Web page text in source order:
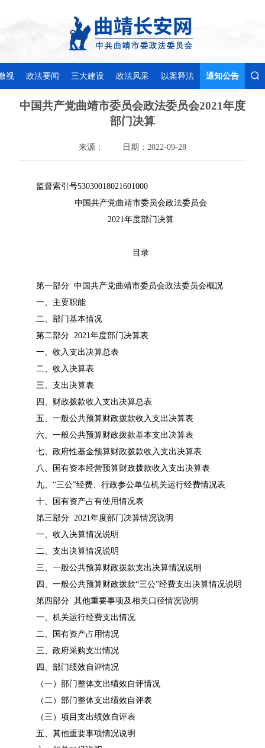
视 政法要闻 三大建设 政法风采 以案释法 通知公告
中国共产党曲靖市委员会政法委员会2021年度
部门决算
来源： 日期：2022-09-28
监督索引号53030018021601000
中国共产党曲靖市委员会政法委员会
2021年度部门决算
目录
第一部分 中国共产党曲靖市委员会政法委员会概况
一、主要职能
二、部门基本情况
第二部分 2021年度部门决算表
一、收入支出决算总表
二、收入决算表
三、支出决算表
四、财政拨款收入支出决算总表
五、一般公共预算财政拨款收入支出决算表
六、一般公共预算财政拨款基本支出决算表
七、政府性基金预算财政拨款收入支出决算表
八、国有资本经营预算财政拨款收入支出决算表
九、“三公”经费、行政参公单位机关运行经费情况表
十、国有资产占有使用情况表
第三部分 2021年度部门决算情况说明
一、收入决算情况说明
二、支出决算情况说明
三、一般公共预算财政拨款支出决算情况说明
四、一般公共预算财政拨款“三公”经费支出决算情况说明
第四部分 其他重要事项及相关口径情况说明
一、机关运行经费支出情况
二、国有资产占用情况
三、政府采购支出情况
四、部门绩效自评情况
（一）部门整体支出绩效自评情况
（二）部门整体支出绩效自评表
（三）项目支出绩效自评表
五、其他重要事项情况说明